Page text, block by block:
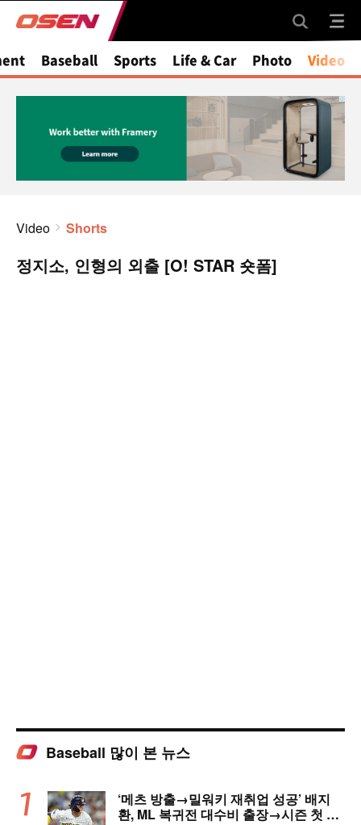
Baseball Sports Life & Car Photo Video
Video Shorts
정지소, 인형의 외출 [O! STAR 숏폼]
Baseball 많이 본 뉴스
‘메츠 방출→밀워키 재취업 성공’ 배지
환, ML 복귀전 대수비 출장→시즌 첫 안